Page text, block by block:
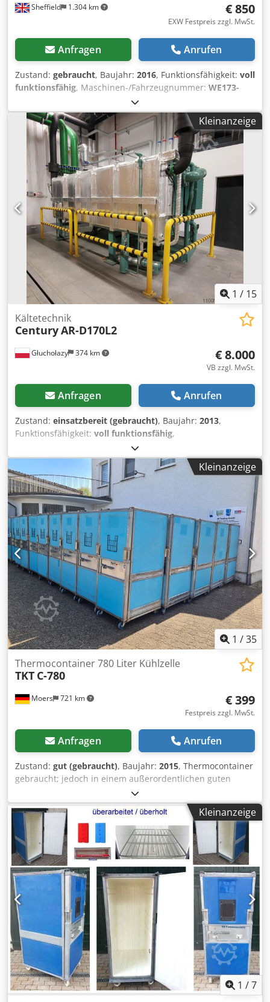
Sheffield 1.304 km € 850
EXW Festpreis zzgl. MwSt.
Anfragen Anrufen
Zustand: gebraucht, Baujahr: 2016, Funktionsfähigkeit: voll
funktionsfähig, Maschinen-/Fahrzeugnummer: WE173-
1.350 mm
mm, Gesamthöhe:1.980 mm, Gesamtgewicht:250 kg,
Druck:0,3 bar, Industrieller HDPE-Prozesskühltank, 5.000 l
Fassungsvermögen, beidseitig je 3 x 8"-Ausgänge. Auswahl
von 4 Stück, Preis pro Stück. Codpfsziazwox Adtjrf
Kleinanzeige
1 / 15
Głuchołazy 374 km
Kältetechnik
CenturyAR-D170L2
€ 8.000
VB zzgl. MwSt.
Anfragen Anrufen
Zustand: einsatzbereit (gebraucht), Baujahr: 2013,
Funktionsfähigkeit: voll funktionsfähig,
Maschinen-/Fahrzeugnummer:
Eingangsspannung:400 V, Eingangsfrequenz:50 Hz,
Ausstattung:
Kühlaggregat , Century
Absorptionskältemaschine Die Anlage ist aktuell mit
Stickstoff begast und enthält Lithiumbromid, das Ganze
wurde aufgrund einer Technologieumstellung von der
Anlage abgekoppelt, ist aber voll funktionsfähig. Die
Kühlleistung des Gerätes betrug nominell 560kW, nach
Ausfällen dürfte sie jedoch noch bei ca. 540kW liegen.
Insgesamt mussten wir 4 Röhren verstopfen, wodurch die
Leistung des Generators zwar geschwächt wurde,
allerdings nur um wenige Prozent. Csdowl Dzcspfx Adtjrf
Ab November 2024 wird der Generator von der Anlage
getrennt und nicht mehr genutzt.
Kleinanzeige
1 /35
Moers 721 km
Thermocontainer 780 Liter Kühlzelle
TKT C-780
€ 399
Festpreis zzgl. MwSt.
Anfragen Anrufen
Zustand: gut (gebraucht), Baujahr: 2015, Thermocontainer
gebraucht; jedoch in einem außerordentlichen guten
Zustand, sofortiger Einsatz möglich Art-Bezeichnung: C-
780ü (verschiedene Thermocontainer am Lager, von 580
Liter Inhalt bis zu 1170 Liter, siehe weitere Fotos)
Technische Daten Innen: 610 x 810 x 1570 mm Außen: 735
x 955 x 1900 mm Gewicht: ca. 98 kg Inhalt in Liter: ca. 780
Mit Einschiebeleisten f. Roste Eigenschaften Verriegelung
in der Türmitte 2 seitliche Ziehgriffe 1 Klappgriff in der
Türmulde Rollfahrwerk mit Rollen 108 mm, PA,
kühlhausfest Türfeststeller Innenwanne mit
Einschubleisten Winkeleckstützen mit Abkantung PE -
Platten (2 mm Stärke), hellblau Profilierte Abweisbleche (3-
seitig) 2 starre Räder, 2 mobile Räder, mit Vorhängeschloss
abschließbar Belastbar bis ca. 400 kg ÜBERARBEITET
Feinreinigung ist von Käufer zu übernehmen Angebot
besteht aus einem Container Farblicher Abverkauf je nach
Lagerbestand ca. 100 Stck. vorrätig Wir bieten die
Möglichkeit, Dienstag und Donnerstag in der Zeit zwischen
Kleinanzeige
1 /7